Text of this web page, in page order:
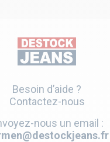
Besoin d’aide ?
Contactez-nous
nous un email :